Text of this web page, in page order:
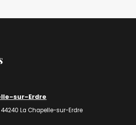
sur-Erdre
La Chapelle-sur-Erdre